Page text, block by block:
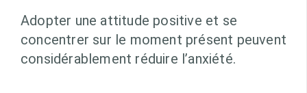
Adopter une attitude positive et se
concentrer sur le moment présent peuvent
considérablement réduire l’anxiété.